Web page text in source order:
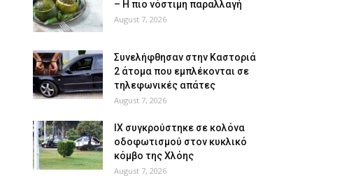
– Η πιο νόστιμη παραλλαγή
August 7, 2026
Συνελήφθησαν στην Καστοριά
2 άτομα που εμπλέκονται σε
τηλεφωνικές απάτες
August 7, 2026
ΙΧ συγκρούστηκε σε κολόνα
οδοφωτισμού στον κυκλικό
κόμβο της Χλόης
August 7, 2026